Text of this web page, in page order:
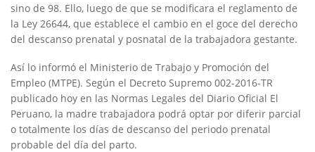
sino de 98. Ello, luego de que se modificara el reglamento de
la Ley 26644, que establece el cambio en el goce del derecho
del descanso prenatal y posnatal de la trabajadora gestante.
Así lo informó el Ministerio de Trabajo y Promoción del
Empleo (MTPE). Según el Decreto Supremo 002-2016-TR
publicado hoy en las Normas Legales del Diario Oficial El
Peruano, la madre trabajadora podrá optar por diferir parcial
o totalmente los días de descanso del periodo prenatal
probable del día del parto.